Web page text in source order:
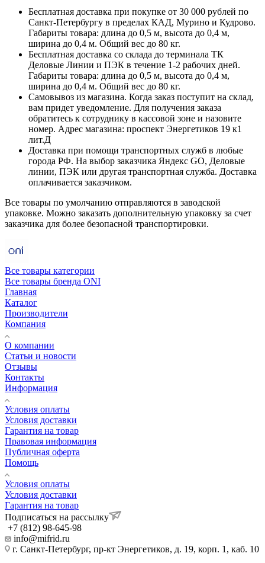
Бесплатная доставка при покупке от 30 000 рублей по
Санкт-Петербургу в пределах КАД, Мурино и Кудрово.
Габариты товара: длина до 0,5 м, высота до 0,4 м,
ширина до 0,4 м. Общий вес до 80 кг.
Бесплатная доставка со склада до терминала ТК
Деловые Линии и ПЭК в течение 1-2 рабочих дней.
Габариты товара: длина до 0,5 м, высота до 0,4 м,
ширина до 0,4 м. Общий вес до 80 кг.
Самовывоз из магазина. Когда заказ поступит на склад,
вам придет уведомление. Для получения заказа
обратитесь к сотруднику в кассовой зоне и назовите
номер. Адрес магазина: проспект Энергетиков 19 к1
лит.Д
Доставка при помощи транспортных служб в любые
города РФ. На выбор заказчика Яндекс GO, Деловые
линии, ПЭК или другая транспортная служба. Доставка
оплачивается заказчиком.
Все товары по умолчанию отправляются в заводской
упаковке. Можно заказать дополнительную упаковку за счет
заказчика для более безопасной транспортировки.
Все товары категории
Все товары бренда ONI
Главная
Каталог
Производители
Компания
О компании
Статьи и новости
Отзывы
Контакты
Информация
Условия оплаты
Условия доставки
Гарантия на товар
Правовая информация
Публичная оферта
Помощь
Условия оплаты
Условия доставки
Гарантия на товар
Подписаться на рассылку
+7 (812) 98-645-98
info@mifrid.ru
г. Санкт-Петербург, пр-кт Энергетиков, д. 19, корп. 1, каб. 10